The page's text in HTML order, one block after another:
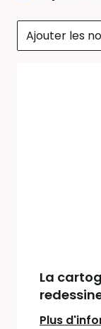
Ajouter les
La
Plus